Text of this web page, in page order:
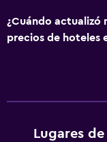
¿Cuándo actualizó
precios de hoteles
Lugares